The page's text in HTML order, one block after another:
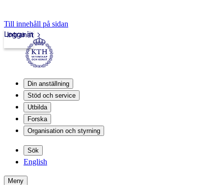
Till innehåll på sidan
Intranät
Logga in
Din anställning
Stöd och service
Utbilda
Forska
Organisation och styrning
Sök
English
Meny